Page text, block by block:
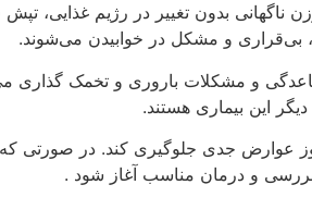
ناگهانی بدون تغییر در رژیم
بی‌قراری و مشکل در خوابیدن می‌شوند.
و مشکلات باروری و تخمک گذاری
این بیماری هستند.
عوارض جدی جلوگیری کند. در صورتی
و درمان مناسب آغاز شود .